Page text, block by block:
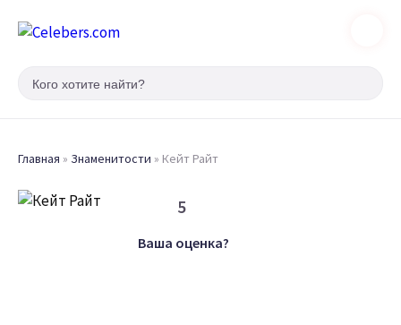
Главная » Знаменитости » Кейт Райт
5
Ваша оценка?